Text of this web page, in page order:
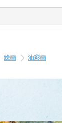
絵画 油彩画